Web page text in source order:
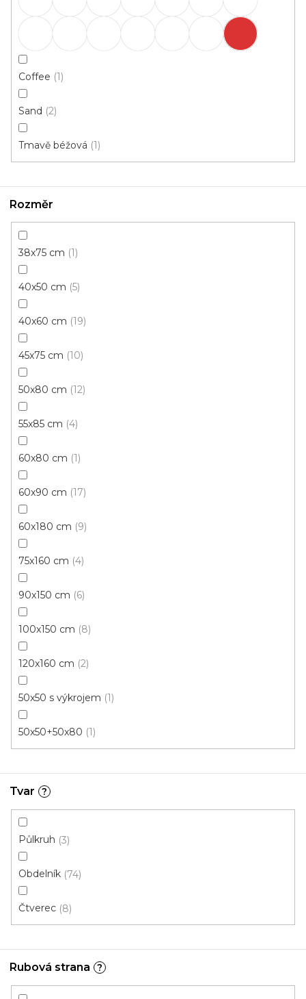
Coffee 1
Sand 2
Tmavě béžová 1
Rozměr
38x75 cm 1
40x50 cm 5
40x60 cm 19
45x75 cm 10
50x80 cm 12
55x85 cm 4
60x80 cm 1
60x90 cm 17
60x180 cm 9
75x160 cm 4
90x150 cm 6
100x150 cm 8
120x160 cm 2
50x50 s výkrojem 1
50x50+50x80 1
Tvar ?
Půlkruh 3
Obdelník 74
Čtverec 8
Rubová strana ?
Rohožka kokos SPIDER 4
139 Kč
40x60 cm
Rohožka kokos SPIDER 5
Skladem, ihned k odeslání
145 Kč/ ks
45x75 cm